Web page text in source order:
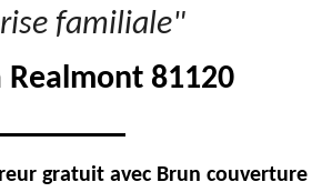
familiale"
Realmont 81120
gratuit avec Brun couverture